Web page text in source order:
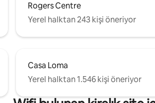
Rogers Centre
Yerel halktan 243 kişi öneriyor
Casa Loma
Yerel halktan 1.546 kişi öneriyor